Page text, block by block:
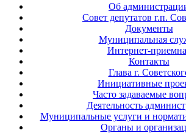
Об
Совет депутатов г.п.
Документы
Муниципальная
Интернет-
Контакты
Глава г.
Инициативные
Часто задаваемые
Деятельность
Муниципальные услуги и
Органы и